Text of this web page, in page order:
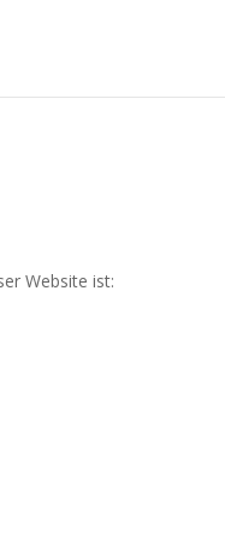
Website ist: